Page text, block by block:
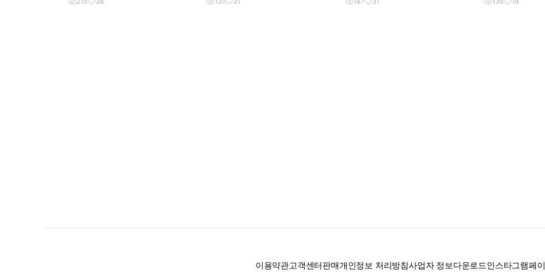
이용약관고객센터판매개인정보 처리방침사업자 정보다운로드인스타그램페